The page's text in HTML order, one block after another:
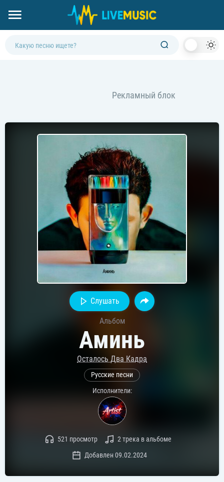
Слушать
Альбом
Аминь
Осталось Два Кадра
Русские песни
Исполнители:
521 просмотр
2 трека в альбоме
Добавлен 09.02.2024